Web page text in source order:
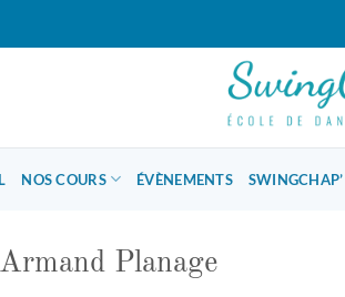
NOS COURS ÉVÈNEMENTS SWINGCHAP’
Planage